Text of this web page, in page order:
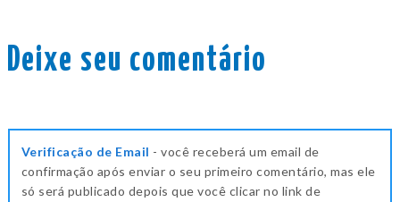
Deixe seu comentário
Verificação de Email - você receberá um email de
confirmação após enviar o seu primeiro comentário, mas ele
só será publicado depois que você clicar no link de